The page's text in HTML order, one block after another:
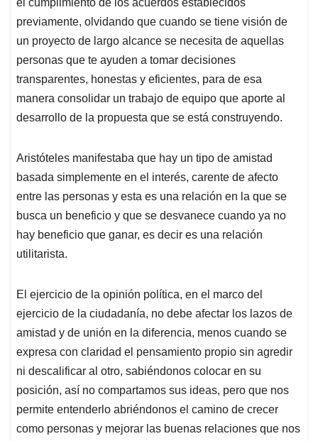
el cumplimiento de los acuerdos establecidos
previamente, olvidando que cuando se tiene visión de
un proyecto de largo alcance se necesita de aquellas
personas que te ayuden a tomar decisiones
transparentes, honestas y eficientes, para de esa
manera consolidar un trabajo de equipo que aporte al
desarrollo de la propuesta que se está construyendo.
Aristóteles manifestaba que hay un tipo de amistad
basada simplemente en el interés, carente de afecto
entre las personas y esta es una relación en la que se
busca un beneficio y que se desvanece cuando ya no
hay beneficio que ganar, es decir es una relación
utilitarista.
El ejercicio de la opinión política, en el marco del
ejercicio de la ciudadanía, no debe afectar los lazos de
amistad y de unión en la diferencia, menos cuando se
expresa con claridad el pensamiento propio sin agredir
ni descalificar al otro, sabiéndonos colocar en su
posición, así no compartamos sus ideas, pero que nos
permite entenderlo abriéndonos el camino de crecer
como personas y mejorar las buenas relaciones que nos